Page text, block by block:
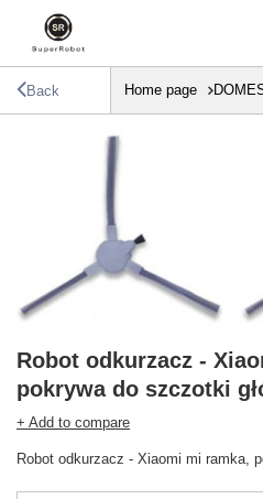
Back Home page
Robot odkurzacz -
pokrywa do szczotki
+ Add to compare
Robot odkurzacz - Xiaomi mi ramka,